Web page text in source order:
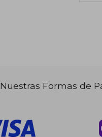
Nuestras Formas de